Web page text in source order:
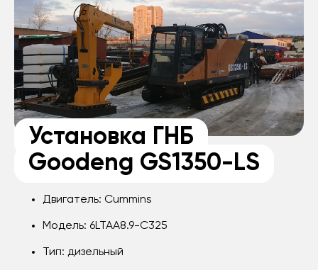
Установка ГНБ
Goodeng GS1350-LS
Двигатель: Cummins
Модель: 6LTAA8.9-C325
Тип: дизельный